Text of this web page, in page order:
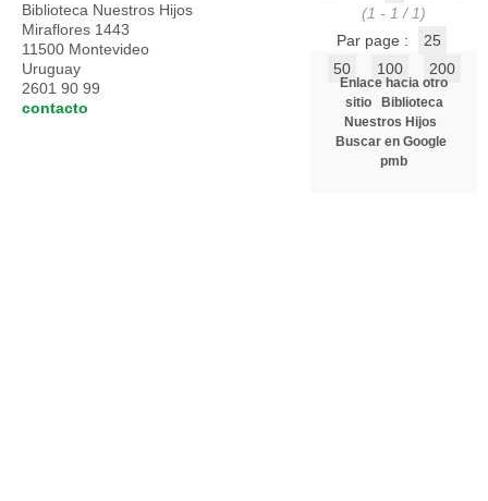
(1 - 1 / 1)
Par page :
25
50
100 200
Enlace hacia otro
sitio
Biblioteca
Nuestros Hijos
Buscar en Google
pmb
Biblioteca Nuestros Hijos
Miraflores 1443
11500 Montevideo
Uruguay
2601 90 99
contacto